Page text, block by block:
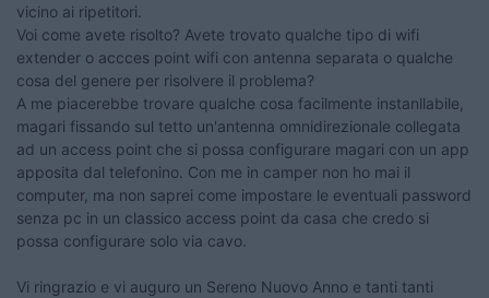
vicino ai ripetitori.
Voi come avete risolto? Avete trovato qualche tipo di wifi
extender o accces point wifi con antenna separata o qualche
cosa del genere per risolvere il problema?
A me piacerebbe trovare qualche cosa facilmente instanllabile,
magari fissando sul tetto un'antenna omnidirezionale collegata
ad un access point che si possa configurare magari con un app
apposita dal telefonino. Con me in camper non ho mai il
computer, ma non saprei come impostare le eventuali password
senza pc in un classico access point da casa che credo si
possa configurare solo via cavo.
Vi ringrazio e vi auguro un Sereno Nuovo Anno e tanti tanti